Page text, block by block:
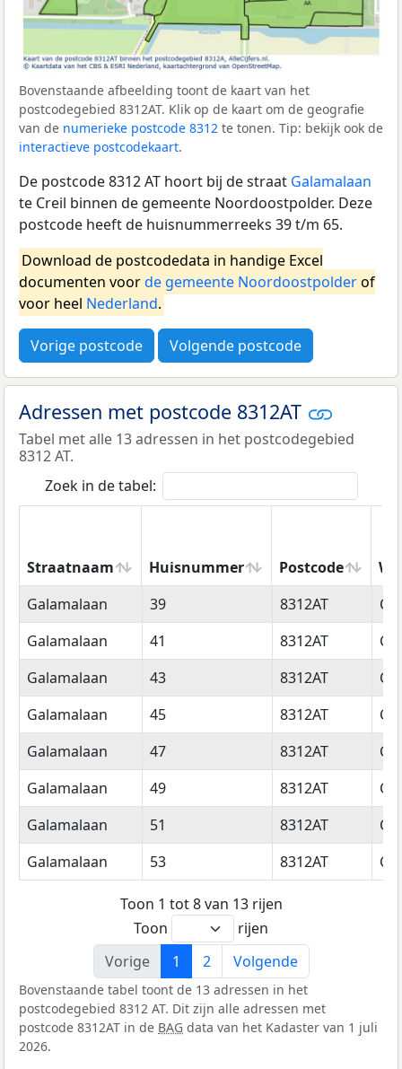
Bovenstaande afbeelding toont de kaart van het
postcodegebied 8312AT. Klik op de kaart om de geografie
van de numerieke postcode 8312 te tonen. Tip: bekijk ook de
interactieve postcodekaart.
De postcode 8312 AT hoort bij de straat Galamalaan
te Creil binnen de gemeente Noordoostpolder. Deze
postcode heeft de huisnummerreeks 39 t/m 65.
Download de postcodedata in handige Excel
documenten voorde gemeente Noordoostpolderof
voor heel Nederland.
Vorige postcode Volgende postcode
Adressen met postcode 8312AT
Tabel met alle 13 adressen in het postcodegebied
8312 AT.
Zoek in de tabel:
Straatnaam Huisnummer Postcode
Straatnaam
Huisnummer Postcode
Galamalaan 39 8312AT
Galamalaan
41 8312AT
Galamalaan
43 8312AT
Galamalaan
45 8312AT
Galamalaan
47 8312AT
Galamalaan
49 8312AT
Galamalaan
51 8312AT
Galamalaan
53 8312AT
Toon 1 tot 8 van 13 rijen
Toon
rijen
Vorige
1 2 Volgende
Bovenstaande tabel toont de 13 adressen in het
postcodegebied 8312 AT. Dit zijn alle adressen met
postcode 8312AT in de BAG data van het Kadaster van 1 juli
2026.